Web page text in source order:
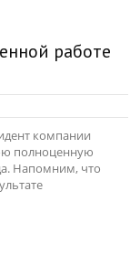
работе
компании
полноценную
Напомним, что